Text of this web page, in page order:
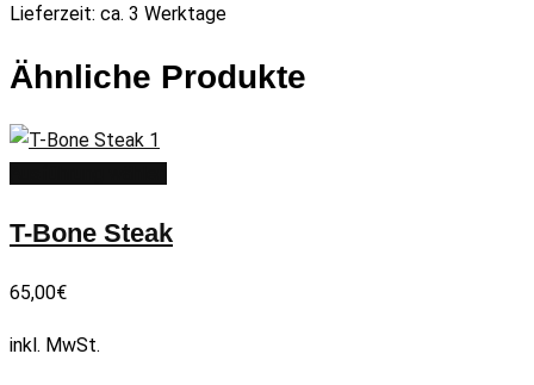
Lieferzeit: ca. 3 Werktage
Ähnliche Produkte
T-Bone Steak
65,00€
inkl. MwSt.